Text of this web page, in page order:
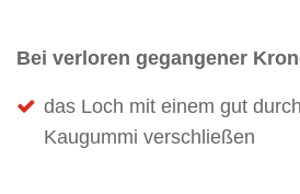
Bei verloren gegangener
das Loch mit einem gut
Kaugummi verschließen